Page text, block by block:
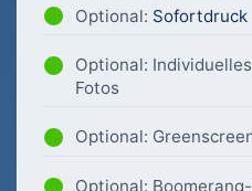
Optional: Sofortdruck
Optional:
Fotos
Optional:
Optional: